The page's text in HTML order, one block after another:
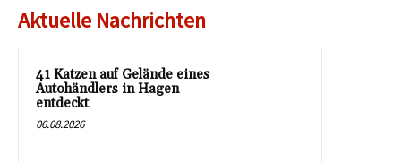
Aktuelle Nachrichten
41 Katzen auf Gelände eines
Autohändlers in Hagen
entdeckt
06.08.2026